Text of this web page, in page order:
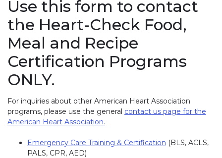
Use this form to contact
the Heart-Check Food,
Meal and Recipe
Certification Programs
ONLY.
For inquiries about other American Heart Association
programs, please use the general contact us page for the
American Heart Association.
Emergency Care Training & Certification (BLS, ACLS,
PALS, CPR, AED)